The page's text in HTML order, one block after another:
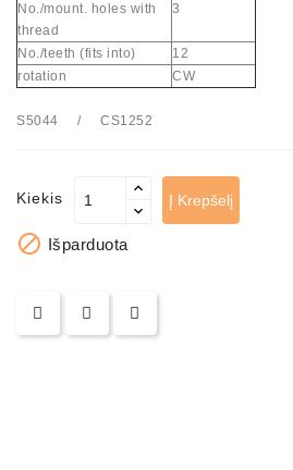
No./mount. holes with
thread
3
No./teeth (fits into)
12
rotation
CW
S5044 / CS1252
Kiekis Į Krepšelį
 Išparduota